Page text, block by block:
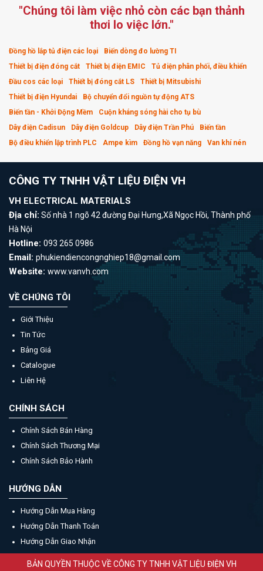
"Chúng tôi làm việc nhỏ còn các bạn thảnh
thơi lo việc lớn."
Đồng hồ lắp tủ điện các loại
Biến dòng đo lường TI
Thiết bị điện đóng cắt
Thiết bị điện EMIC
Tủ điện phân phối, điều khiển
Đầu cos các loại
Thiết bị đóng cắt LS
Thiết bị Mitsubishi
Thiết bị điện Hyundai
Bộ chuyển đổi nguồn tự động ATS
Biến tần - Khởi Động Mềm
Cuộn kháng sóng hài cho tụ bù
Dây điện Cadisun
Dây điện Goldcup Dây điện Trần Phú
Biến tần
Bộ điều khiển lập trình PLC
Ampe kìm Đồng hồ vạn năng Van khí nén
CÔNG TY TNHH VẬT LIỆU ĐIỆN VH
VH ELECTRICAL MATERIALS
Địa chỉ: Số nhà 1 ngõ 42 đường Đại Hưng,Xã Ngọc Hồi, Thành phố
Hà Nội
Hotline: 093 265 0986
Email: phukiendiencongnghiep18@gmail.com
Website: www.vanvh.com
VỀ CHÚNG TÔI
Giới Thiệu
Tin Tức
Bảng Giá
Catalogue
Liên Hệ
CHÍNH SÁCH
Chính Sách Bán Hàng
Chính Sách Thương Mại
Chính Sách Bảo Hành
HƯỚNG DẪN
Hướng Dẫn Mua Hàng
Hướng Dẫn Thanh Toán
Hướng Dẫn Giao Nhận
BẢN QUYỀN THUỘC VỀ CÔNG TY TNHH VẬT LIỆU ĐIỆN VH